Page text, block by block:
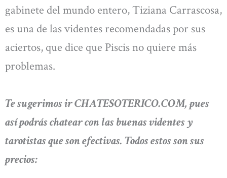
gabinete del mundo entero, Tiziana Carrascosa,
es una de las videntes recomendadas por sus
aciertos, que dice que Piscis no quiere más
problemas.
Te sugerimos ir CHATESOTERICO.COM, pues
así podrás chatear con las buenas videntes y
tarotistas que son efectivas. Todos estos son sus
precios: